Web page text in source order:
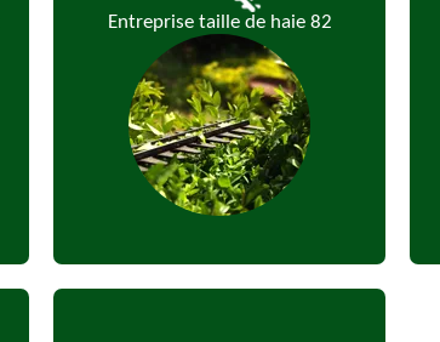
Entreprise taille de haie 82